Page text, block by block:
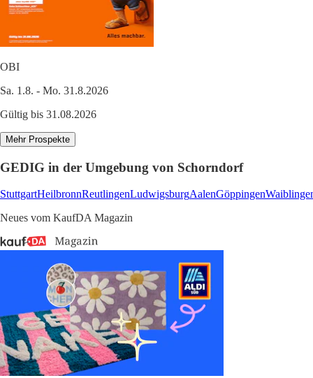
OBI
Sa. 1.8. - Mo. 31.8.2026
Gültig bis 31.08.2026
Mehr Prospekte
GEDIG in der Umgebung von Schorndorf
StuttgartHeilbronnReutlingenLudwigsburgAalenGöppingen
Neues vom KaufDA Magazin